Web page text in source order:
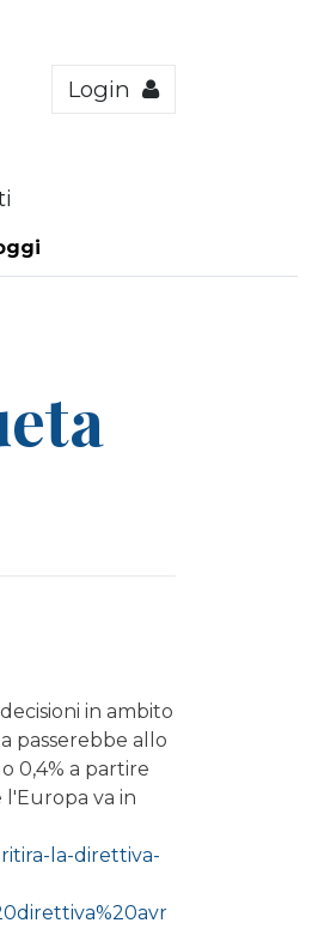
Login
in ambito
passerebbe allo
0,4% a partire
va in
la-direttiva-